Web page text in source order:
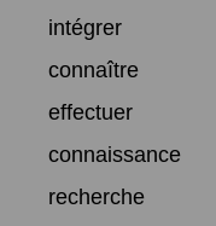
intégrer
connaître
effectuer
connaissance
recherche